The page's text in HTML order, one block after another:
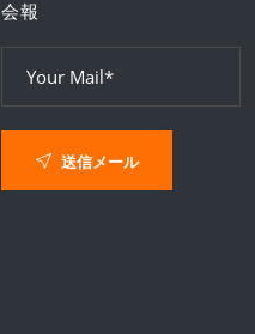
会報
送信メール